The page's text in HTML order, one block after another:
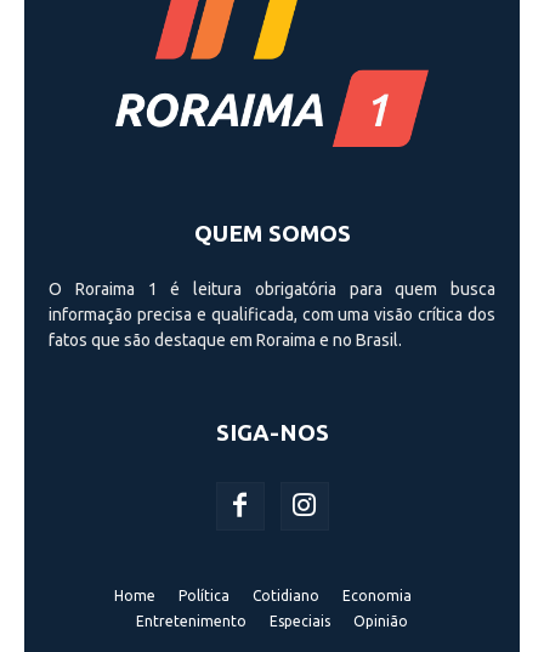
QUEM SOMOS
O Roraima 1 é leitura obrigatória para quem busca
informação precisa e qualificada, com uma visão crí­tica dos
fatos que são destaque em Roraima e no Brasil.
SIGA-NOS
Home Política Cotidiano
Economia
Entretenimento
Especiais Opinião